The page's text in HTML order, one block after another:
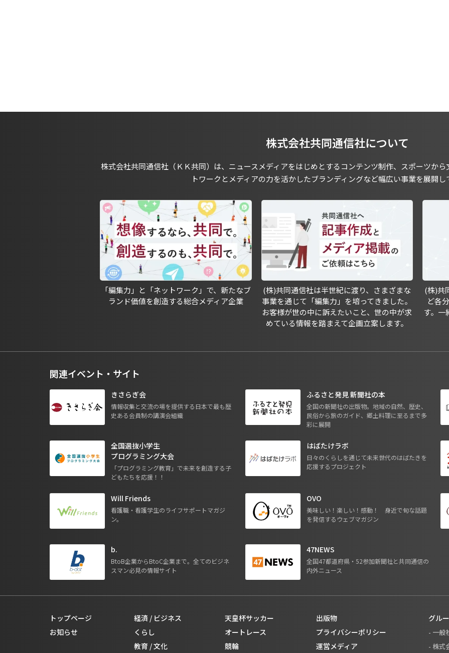
株式会社共同通信社について
株式会社共同通信社（ＫＫ共同）は、ニュースメディアをはじめとするコンテンツ制作、スポーツか
トワークとメディアの力を活かしたブランディングなど幅広い事業を展開し
「編集力」と「ネットワーク」で、新たなブ
ランド価値を創造する総合メディア企業
(株)共同通信社は半世紀に渡り、さまざまな
事業を通じて「編集力」を培ってきました。
お客様が世の中に訴えたいこと、世の中が求
めている情報を踏まえて企画立案します。
(株)共
ど各
す。一
関連イベント・サイト
きさらぎ会
情報収集と交流の場を提供する日本で最も歴
史ある会員制の講演会組織
ふるさと発見 新聞社の本
全国の新聞社の出版物。地域の自然、歴史、
民俗から旅のガイド、郷土料理に至るまで多
彩に展開
全国選抜小学生
プログラミング大会
「プログラミング教育」で未来を創造する子
どもたちを応援！！
はばたけラボ
日々のくらしを通じて未来世代のはばたきを
応援するプロジェクト
Will Friends
看護職・看護学生のライフサポートマガジ
ン。
OVO
美味しい！楽しい！感動！ 身近で旬な話題
を発信するウェブマガジン
b.
BtoB企業からBtoC企業まで。全てのビジネ
スマン必見の情報サイト
47NEWS
全国47都道府県・52参加新聞社と共同通信の
内外ニュース
トップページ
お知らせ
経済 / ビジネス
くらし
教育 / 文化
天皇杯サッカー
オートレース
競輪
出版物
プライバシーポリシー
運営メディア
グル
- 一般
- 株式